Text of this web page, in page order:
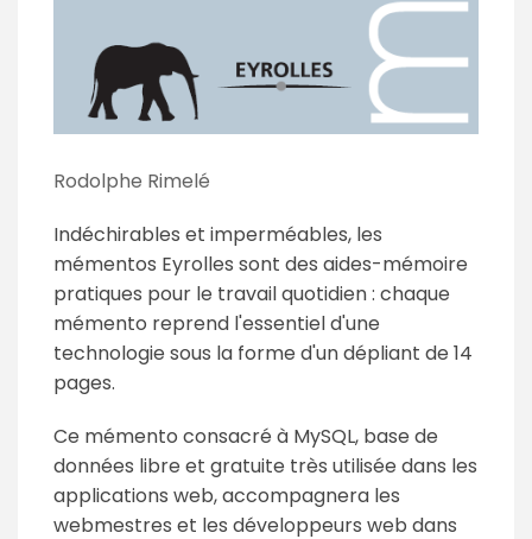
Rodolphe Rimelé
Indéchirables et imperméables, les
mémentos Eyrolles sont des aides-mémoire
pratiques pour le travail quotidien : chaque
mémento reprend l'essentiel d'une
technologie sous la forme d'un dépliant de 14
pages.
Ce mémento consacré à MySQL, base de
données libre et gratuite très utilisée dans les
applications web, accompagnera les
webmestres et les développeurs web dans